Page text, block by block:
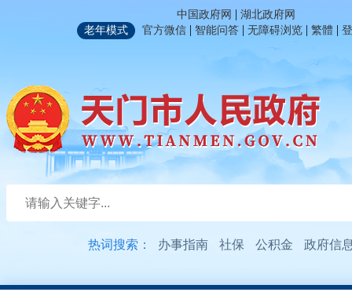
中国政府网 | 湖北政府网
老年模式
官方微信 | 智能问答 | 无障碍浏览 | 繁體 |
热词搜索： 办事指南 社保 公积金 政府信